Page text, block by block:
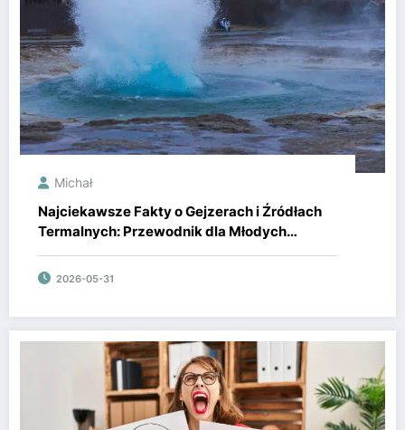
Michał
Najciekawsze Fakty o Gejzerach i Źródłach
Termalnych: Przewodnik dla Młodych
2026-05-31